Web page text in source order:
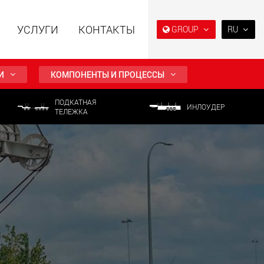
GROUP
прицепы с
конструкцией
нагрузки от
т
Специальные прицепы
www.maxtrailer.us
прицепы для
нагрузки от 20 т
аккумуляторным
питанием и
RU
IT
УСЛУГИ КОНТАКТЫ
КОМПОНЕНТЫ И ПРОЦЕССЫ
ПОДКАТНАЯ
ТЕЛЕЖКА
ИНЛОУДЕР